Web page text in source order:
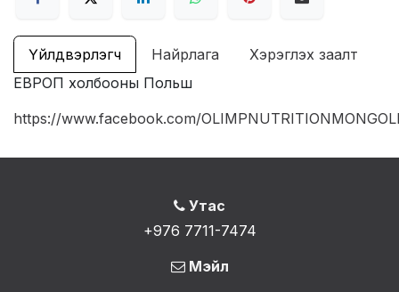
Үйлдвэрлэгч Найрлага
Хэрэглэх заалт
ЕВРОП холбооны Польш
https://www.facebook.com/
Утас
+976 7711-7474
Мэйл